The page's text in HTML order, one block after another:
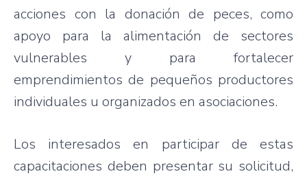
acciones con la donación de peces, como
apoyo para la alimentación de sectores
vulnerables y para fortalecer
emprendimientos de pequeños productores
individuales u organizados en asociaciones.
Los interesados en participar de estas
capacitaciones deben presentar su solicitud,